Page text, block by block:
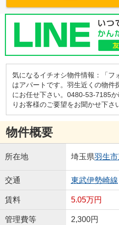
気になるイチオシ物件情報：「フ
はアパートです。羽生近くの物件
にお任せ下さい。0480-53-7185
りお客様のご要望をお聞かせ下さ
物件概要
所在地 埼玉県羽生市
交通 東武伊勢崎線
賃料 5.05万円
管理費等 2,300円